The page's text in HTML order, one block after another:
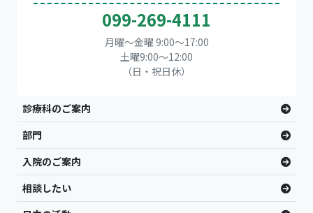
099-269-4111
月曜～金曜 9:00～17:00
土曜9:00〜12:00
（日・祝日休）
診療科のご案内
部門
入院のご案内
相談したい